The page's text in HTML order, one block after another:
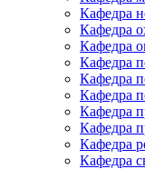
Кафедра
Кафедра
Кафедра
Кафедра
Кафедра
Кафедра
Кафедра
Кафедра
Кафедра
Кафедра